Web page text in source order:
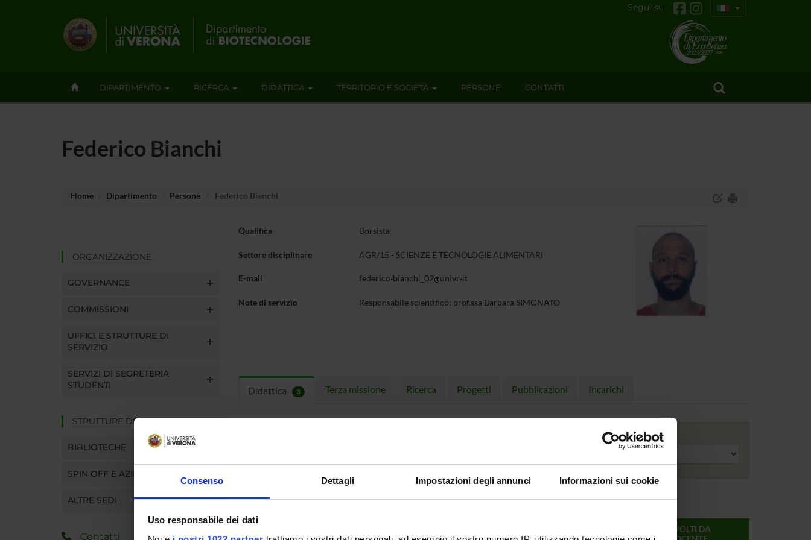
Consenso Dettagli Impostazioni degli annunci Informazioni sui cookie
Uso responsabile dei dati
Segui su
DIPARTIMENTO RICERCA DIDATTICA TERRITORIO E SOCIETÀ PERSONE CONTATTI
Federico Bianchi
Home Dipartimento Persone Federico Bianchi
ORGANIZZAZIONE
GOVERNANCE
COMMISSIONI
UFFICI E STRUTTURE DI
SERVIZIO
SERVIZI DI SEGRETERIA
STUDENTI
STRUTTURE DEL DIPARTIMENTO
BIBLIOTECHE
SPIN OFF E AZIENDE
ALTRE SEDI
Contatti
Qualifica Borsista
Settore disciplinare AGR/15 - SCIENZE E TECNOLOGIE ALIMENTARI
E-mail federico bianchi_02 univr it
Note di servizio Responsabile scientifico: prof.ssa Barbara SIMONATO
Didattica 3 Terza missione Ricerca Progetti Pubblicazioni Incarichi
Clicca sull'insegnamento per vedere orari e dettagli del corso.
Anno accademico
MODULI SVOLTI DA